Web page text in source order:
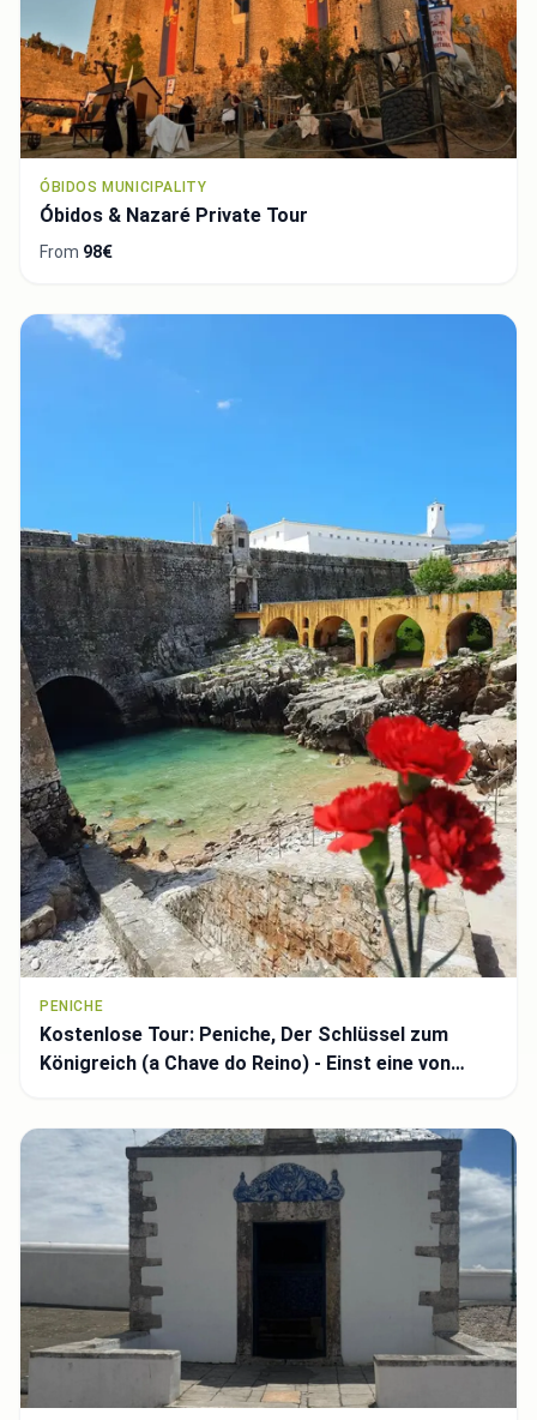
ÓBIDOS MUNICIPALITY
Óbidos & Nazaré Private Tour
From 98€
PENICHE
Kostenlose Tour: Peniche, Der Schlüssel zum
Königreich (a Chave do Reino) - Einst eine von